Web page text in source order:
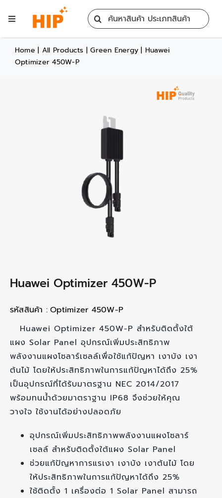
Toggle
Home
Search
for:
Home | All Products |Green Energy | Huawei
Optimizer 450W-P
Huawei Optimizer 450W-P
รหัสสินค้า : Optimizer 450W-P
Huawei Optimizer 450W-P สำหรับติดตั้งใต้
แผง Solar Panel อุปกรณ์เพิ่มประสิทธิภาพ
พลังงานแผงโซลาร์เซลล์เพื่อใช้แก้ปัญหา เงาบัง เงา
ต้นไม้ โดยให้ประสิทธิภาพในการแก้ปัญหาได้ถึง 25%
เป็นอุปกรณ์ที่ได้รับมาตรฐาน NEC 2014/2017
พร้อมทนน้ำด้วยมาตราฐาน IP68 จึงช่วยให้คุณ
วางใจ ใช้งานได้อย่างปลอดภัย
อุปกรณ์เพิ่มประสิทธิภาพพลังงานแผงโซลาร์
เซลล์ สำหรับติดตั้งใต้แผง Solar Panel
ช่วยแก้ปัญหาการแรเงา เงาบัง เงาต้นไม้ โดย
ให้ประสิทธิภาพในการแก้ปัญหาได้ถึง 25%
ใช้ติดตั้ง 1 เครื่องต่อ 1 Solar Panel สามารถ